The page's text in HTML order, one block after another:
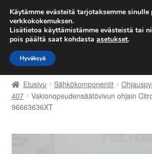
TOIMITUS alkaen 7
Siirry
navigointiin
Siirry
sisältöön
Etusivu
Kärry
Etusivu Sähkökomponentit
407
Vakionopeudensäätövivun ohjain
96663636XT
Käytämme evästeitä tarjotaksemme sinulle
verkkokokemuksen.
Lisätietoa käyttämistämme evästeistä tai
pois päältä saat kohdasta asetukset.
Hyväksyä